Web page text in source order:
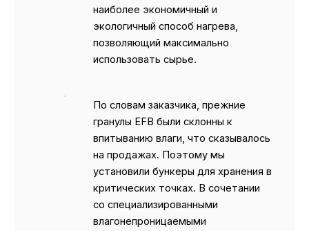
наиболее экономичный и
экологичный способ нагрева,
позволяющий максимально
использовать сырье.
По словам заказчика, прежние
гранулы EFB были склонны к
впитыванию влаги, что сказывалось
на продажах. Поэтому мы
установили бункеры для хранения в
критических точках. В сочетании
со специализированными
влагонепроницаемыми